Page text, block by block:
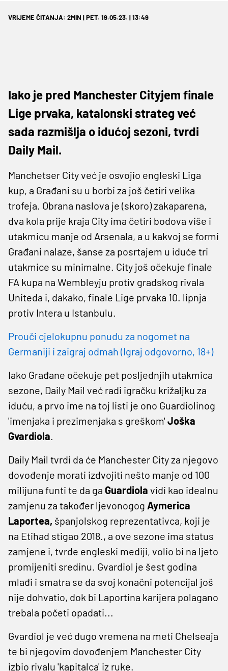
VRIJEME ČITANJA: 2MIN | PET. 19.05.23. | 13:49
Iako je pred Manchester Cityjem finale
Lige prvaka, katalonski strateg već
sada razmišlja o idućoj sezoni, tvrdi
Daily Mail.
Manchetser City već je osvojio engleski Liga
kup, a Građani su u borbi za još četiri velika
trofeja. Obrana naslova je (skoro) zakaparena,
dva kola prije kraja City ima četiri bodova više i
utakmicu manje od Arsenala, a u kakvoj se formi
Građani nalaze, šanse za posrtajem u iduće tri
utakmice su minimalne. City još očekuje finale
FA kupa na Wembleyju protiv gradskog rivala
Uniteda i, dakako, finale Lige prvaka 10. lipnja
protiv Intera u Istanbulu.
Prouči cjelokupnu ponudu za nogomet na
Germaniji i zaigraj odmah (Igraj odgovorno, 18+)
Iako Građane očekuje pet posljednjih utakmica
sezone, Daily Mail već radi igračku križaljku za
iduću, a prvo ime na toj listi je ono Guardiolinog
'imenjaka i prezimenjaka s greškom' Joška
Gvardiola
Daily Mail tvrdi da će Manchester City za njegovo
dovođenje morati izdvojiti nešto manje od 100
milijuna funti te da ga Guardiola vidi kao idealnu
zamjenu za također ljevonogog Aymerica
Laportea, španjolskog reprezentativca, koji je
na Etihad stigao 2018., a ove sezone ima status
zamjene i, tvrde engleski mediji, volio bi na ljeto
promijeniti sredinu. Gvardiol je šest godina
mlađi i smatra se da svoj konačni potencijal još
nije dohvatio, dok bi Laportina karijera polagano
trebala početi opadati...
Gvardiol je već dugo vremena na meti Chelseaja
te bi njegovim dovođenjem Manchester City
izbio rivalu 'kapitalca' iz ruke.